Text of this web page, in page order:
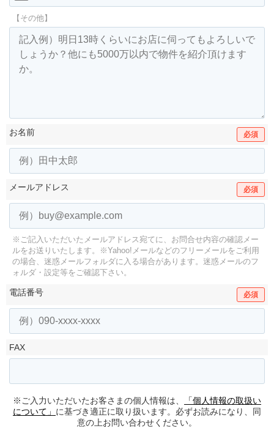
【その他】
お名前 必須
メールアドレス 必須
※ご記入いただいたメールアドレス宛てに、お問合せ内容の確認メー
ルをお送りいたします。
※Yahoo!メールなどのフリーメールをご利用
の場合、迷惑メールフォルダに入る場合があります。 迷惑メールのフ
ォルダ・設定等をご確認下さい。
電話番号 必須
FAX
※ご入力いただいたお客さまの個人情報は、
「個人情報の取扱い
について」 に基づき適正に取り扱います。必ずお読みになり、同
意の上お問い合わせください。